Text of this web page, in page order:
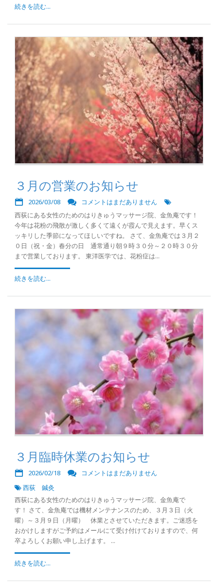
続きを読む...
３月の営業のお知らせ
2026/03/08
コメントはまだありません
西荻にある女性のためのはりきゅうマッサージ院、金魚庵です！
今年は花粉の飛散が激しく多くて遠くが霞んで見えます。早くス
ッキリした季節になってほしいですね。 さて、金魚庵では３月２
０日（祝・金）春分の日 通常通り朝９時３０分～２０時３０分
まで営業しております。 東洋医学では、花粉症は...
続きを読む...
３月臨時休業のお知らせ
2026/02/18
コメントはまだありません
西荻 鍼灸
西荻にある女性のためのはりきゅうマッサージ院、金魚庵で
す！ さて、金魚庵では機材メンテナンスのため、３月３日（火
曜）～３月９日（月曜） 休業とさせていただきます。ご迷惑を
おかけしますがご予約はメールにて受け付けておりますので、何
卒よろしくお願い申し上げます。 ...
続きを読む...